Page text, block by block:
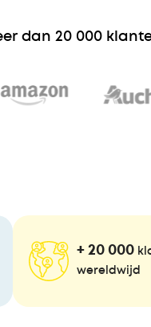
dan 20 000
+ 20 000
wereldwijd